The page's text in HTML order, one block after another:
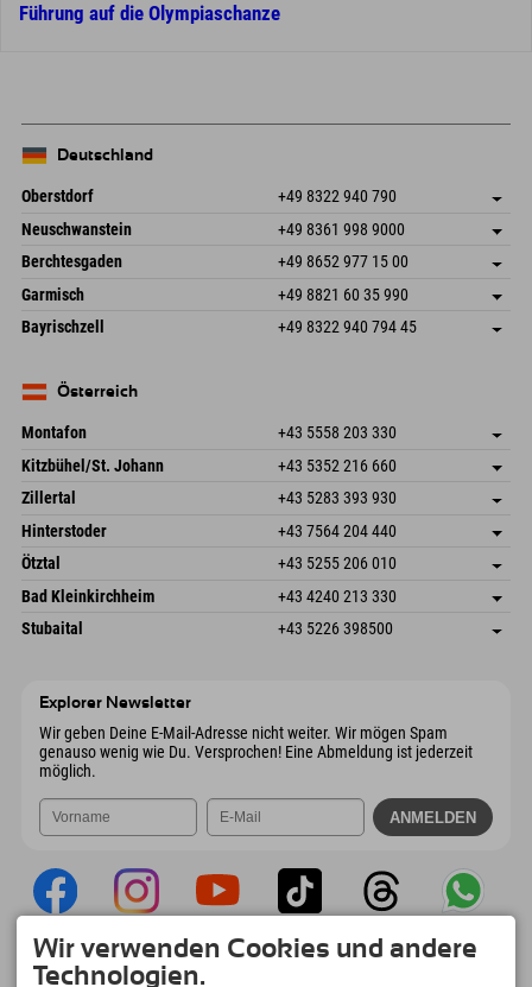
Führung auf die Olympiaschanze
Deutschland
Oberstdorf +49 8322 940 790
An der Breitach 3
87538 Fischen I. Allgäu
Deutschland
Adresse speichern
Anreiseinfos
Buchen
Neuschwanstein +49 8361 998 9000
An der Riese 45
87484 Nesselwang im Allgäu
Deutschland
Adresse speichern
Buchen
Berchtesgaden +49 8652 977 15 00
Hofreitstr. 7
83471 Schönau am Königssee
Deutschland
Adresse speichern
Anreiseinfos
Buchen
Garmisch +49 8821 60 35 990
Frickenstraße 22
82490 Farchant
Adresse speichern
Bayrischzell +49 8322 940 794 45
Deutschland
Österreich
Montafon +43 5558 203 330
Dorfstr. 127b
6793 Gaschurn/Montafon
Österreich
Adresse speichern
Anreiseinfos
Buchen
Kitzbühel/St. Johann +43 5352 216 660
Speckbacherstraße 87
Österreich
Adresse speichern
Buchen
Zillertal +43 5283 393 930
Schmiedau 2
6272 Kaltenbach im Zillertal
Österreich
Adresse speichern
Anreiseinfos
Buchen
Hinterstoder +43 7564 204 440
Freizeitpark 10
Österreich
Adresse speichern
Buchen
Ötztal +43 5255 206 010
Gscheat 14
6441 Umhausen
Österreich
Adresse speichern
Anreiseinfos
Buchen
Bad Kleinkirchheim +43 4240 213 330
Dorfstraße 24
Adresse speichern
Stubaital +43 5226 398500
Explorer Newsletter
Wir geben Deine E-Mail-Adresse nicht weiter. Wir mögen Spam
genauso wenig wie Du. Versprochen! Eine Abmeldung ist jederzeit
möglich.
Explorer App
Wir verwenden Cookies und andere
Technologien.